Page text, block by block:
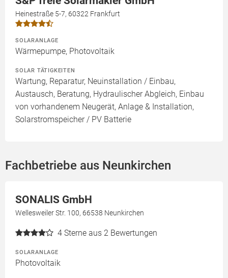
Heinestraße 5-7, 60322 Frankfurt
SOLARANLAGE
Wärmepumpe, Photovoltaik
SOLAR TÄTIGKEITEN
Wartung, Reparatur, Neuinstallation / Einbau,
Austausch, Beratung, Hydraulischer Abgleich, Einbau
von vorhandenem Neugerät, Anlage & Installation,
Solarstromspeicher / PV Batterie
Fachbetriebe aus Neunkirchen
SONALIS GmbH
Wellesweiler Str. 100, 66538 Neunkirchen
4 Sterne aus 2 Bewertungen
SOLARANLAGE
Photovoltaik